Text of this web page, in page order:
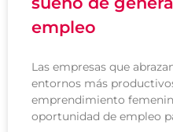
empleo
Las empresas que
entornos más
emprendimiento
oportunidad de empleo